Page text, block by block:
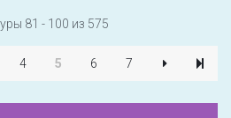
81 - 100 из 575
4 5 6 7